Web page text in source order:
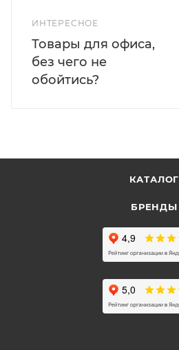
ИНТЕРЕСНОЕ
Товары для офиса,
без чего не
обойтись?
КАТАЛОГ
БРЕНДЫ